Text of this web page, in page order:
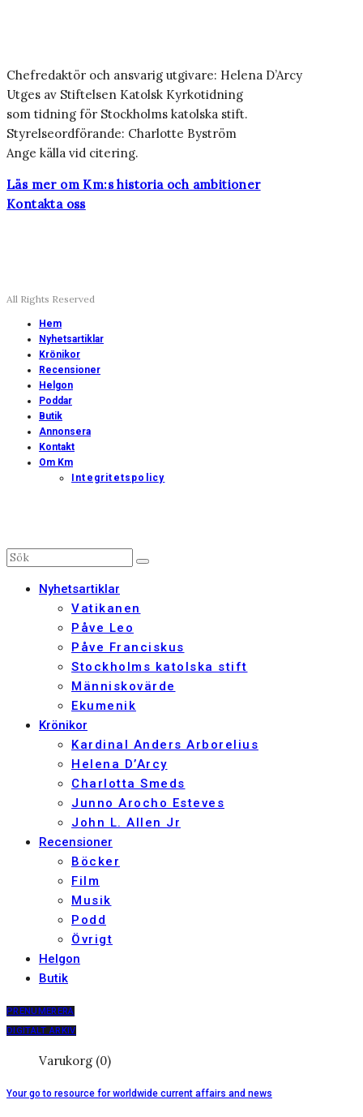
Chefredaktör och ansvarig utgivare: Helena D’Arcy
Utges av Stiftelsen Katolsk Kyrkotidning
som tidning för Stockholms katolska stift.
Styrelseordförande: Charlotte Byström
Ange källa vid citering.
Läs mer om Km:s historia och ambitioner
Kontakta oss
All Rights Reserved
Hem
Nyhetsartiklar
Krönikor
Recensioner
Helgon
Poddar
Butik
Annonsera
Kontakt
Om Km
Integritetspolicy
Nyhetsartiklar
Vatikanen
Påve Leo
Påve Franciskus
Stockholms katolska stift
Människovärde
Ekumenik
Krönikor
Kardinal Anders Arborelius
Helena D’Arcy
Charlotta Smeds
Junno Arocho Esteves
John L. Allen Jr
Recensioner
Böcker
Film
Musik
Podd
Övrigt
Helgon
Butik
PRENUMERERA
DIGITALT ARKIV
Varukorg (0)
Your go to resource for worldwide current affairs and news